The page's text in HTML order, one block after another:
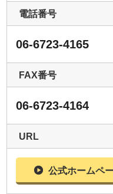
電話番号
06-6723-4165
FAX番号
06-6723-4164
URL
公式ホームペ